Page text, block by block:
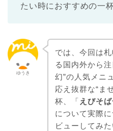
たい時におすすめの一
ゆうき
では、今回は
る国内外から
幻”の人気メニ
応え抜群な“ま
杯、「 えびそ
について実際
ビューしてみ